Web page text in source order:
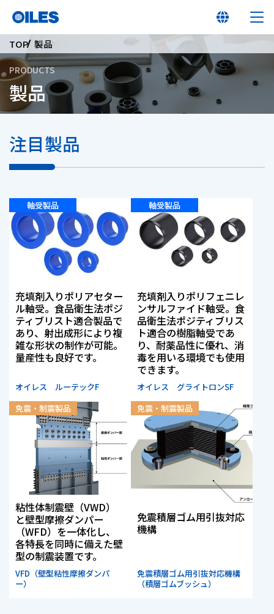
オイレス早わかり
イノベーション
サステナビリティ
株主・投資家情報
採用
お問い合わせ
プライバシーポリシー
ソーシャルメディアポリシー
企業行動憲章・規範
曽田文庫
サイトマップ
ご利用にあたって
TOP 製品
PRODUCTS
製品
注目製品
充填剤入りポリアセター
ル軸受。食品衛生法ポジ
ティブリスト適合製品で
あり、射出成形により複
雑な形状の制作が可能。
量産性も良好です。
軸受製品
オイレス ルーテックF
充填剤入りポリフェニレ
ンサルファイド軸受。食
品衛生法ポジティブリス
ト適合の樹脂軸受であ
り、耐薬品性に優れ、消
毒を用いる環境でも使用
できます。
軸受製品
オイレス グライトロンSF
粘性体制震壁（VWD）
と壁型摩擦ダンパー
（WFD）を一体化し、
各特長を同時に備えた壁
型の制震装置です。
免震・制震製品
VFD（壁型粘性摩擦ダンパ
ー）
免震積層ゴム用引抜対応
機構
免震・制震製品
免震積層ゴム用引抜対応機構
（積層ゴムブッシュ）